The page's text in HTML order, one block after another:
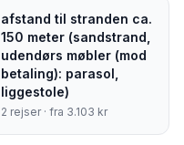
afstand til stranden ca.
150 meter (sandstrand,
udendørs møbler (mod
betaling): parasol,
liggestole)
2 rejser · fra 3.103 kr